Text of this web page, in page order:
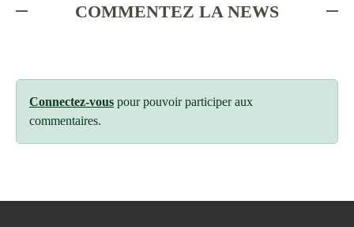
COMMENTEZ LA NEWS
Connectez-vous pour pouvoir participer aux
commentaires.